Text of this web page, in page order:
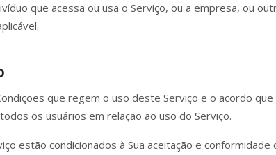
que acessa ou usa o Serviço, ou a empresa, ou
que regem o uso deste Serviço e o acordo
os usuários em relação ao uso do Serviço.
estão condicionados à Sua aceitação e